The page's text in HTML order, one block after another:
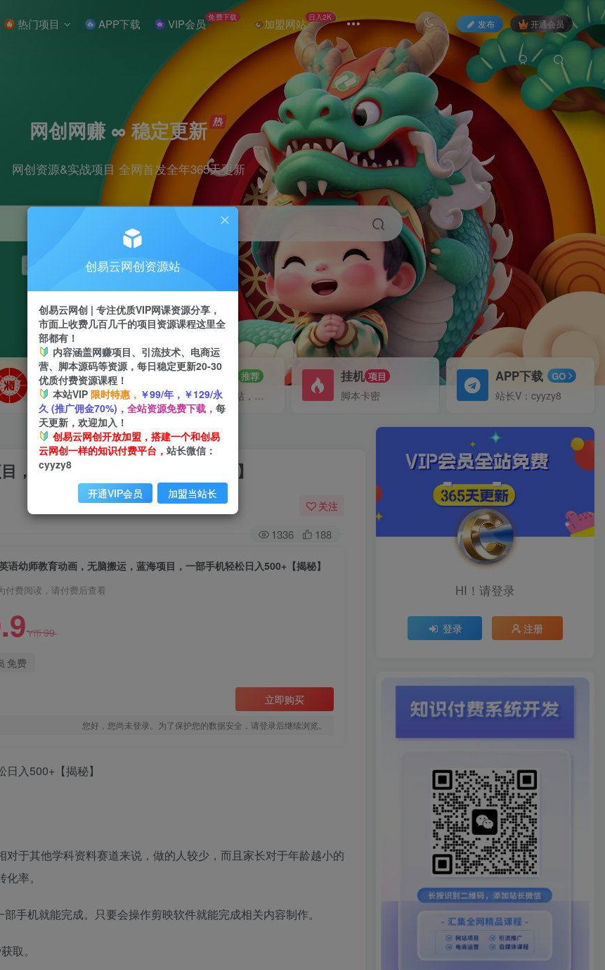
热门项目 APP下载 VIP会员 免费下载 加盟网站 日入2K
发布 开通会员
网创网赚 ∞ 稳定更新
网创资源&实战项目 全网首发全年365天更新
项目 引流 短视频 剪辑
VIP推广
70%分佣
会员专属推广链接
招募站长 推荐
搭建同款网站，自己当老板
挂机 项目
脚本卡密
APP下载 GO
站长V：cyyzy8
，一部手机轻松日入500+【揭秘】
关注
1336 188
语幼师教育动画，无脑搬运，蓝海项目，一部手机轻松日入500+【揭秘】
付费阅读，请付费后查看
Y币99
免费
立即购买
您好，您尚未登录。为了保护您的数据安全，请登录后继续浏览。
入500+【揭秘】
于其他学科资料赛道来说，做的人较少，而且家长对于年龄越小的
率。
手机就能完成。只要会操作剪映软件就能完成相关内容制作。
取。
HI！请登录
登录 注册
创易云网创资源站
创易云网创 | 专注优质VIP网课资源分享，
市面上收费几百几千的项目资源课程这里全
部都有！
内容涵盖网赚项目、引流技术、电商运
营、脚本源码等资源，每日稳定更新20-30
优质付费资源课程！
本站VIP 限时特惠， ￥99/年，￥129/永
久 (推广佣金70%)， 全站资源免费下载， 每
天更新，欢迎加入！
创易云网创开放加盟，搭建一个和创易
云网创一样的知识付费平台， 站长微信：
cyyzy8
开通VIP会员 加盟当站长